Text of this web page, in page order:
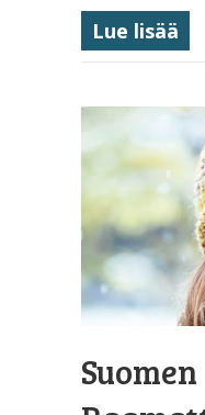
Lue lisää
Suomen